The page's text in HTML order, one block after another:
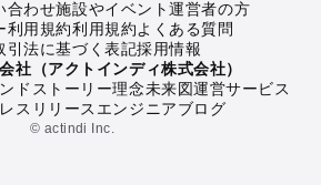
プールお出かけ
スポット
合わせ施設やイベント運営者の方
利用規約利用規約よくある質問
引法に基づく表記採用情報
社（アクトインディ株式会社）
ドストーリー理念未来図運営サービス
スリリース エンジニアブログ
© actindi Inc.